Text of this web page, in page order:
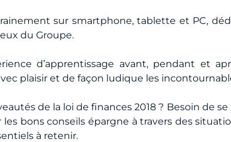
sur smartphone, tablette et PC,
du Groupe.
d’apprentissage avant, pendant et
plaisir et de façon ludique les
de la loi de finances 2018 ? Besoin de
les bons conseils épargne à travers des
à retenir.